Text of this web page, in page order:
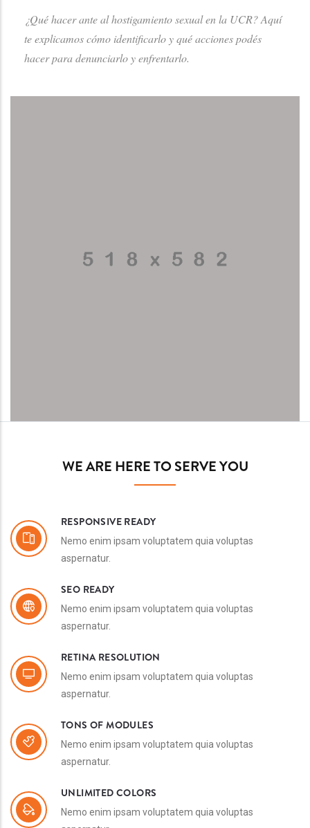
¿Qué hacer ante al hostigamiento sexual en la UCR? Aquí
te explicamos cómo identificarlo y qué acciones podés
hacer para denunciarlo y enfrentarlo.
WE ARE HERE TO SERVE YOU
RESPONSIVE READY
Nemo enim ipsam voluptatem quia voluptas
aspernatur.
SEO READY
Nemo enim ipsam voluptatem quia voluptas
aspernatur.
RETINA RESOLUTION
Nemo enim ipsam voluptatem quia voluptas
aspernatur.
TONS OF MODULES
Nemo enim ipsam voluptatem quia voluptas
aspernatur.
UNLIMITED COLORS
Nemo enim ipsam voluptatem quia voluptas